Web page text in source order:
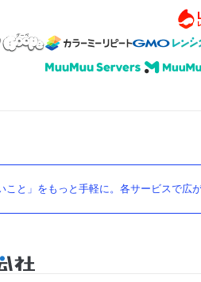
こと」をもっと手軽に。各サービスで広